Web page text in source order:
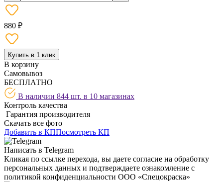
880 ₽
Купить в 1 клик
В корзину
Самовывоз
БЕСПЛАТНО
В наличии 844 шт. в 10 магазинах
Контроль качества
Гарантия производителя
Скачать все фото
Добавить в КППосмотреть КП
Написать в Telegram
Кликая по ссылке перехода, вы даете согласие на обработку
персональных данных и подтверждаете ознакомление с
политикой конфиденциальности ООО «Спецокраска»